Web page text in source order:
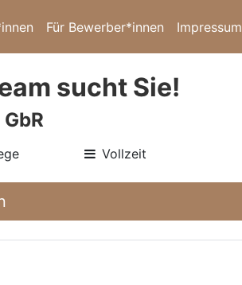
Für Bewerber*innen Impressum
sucht Sie!
Vollzeit